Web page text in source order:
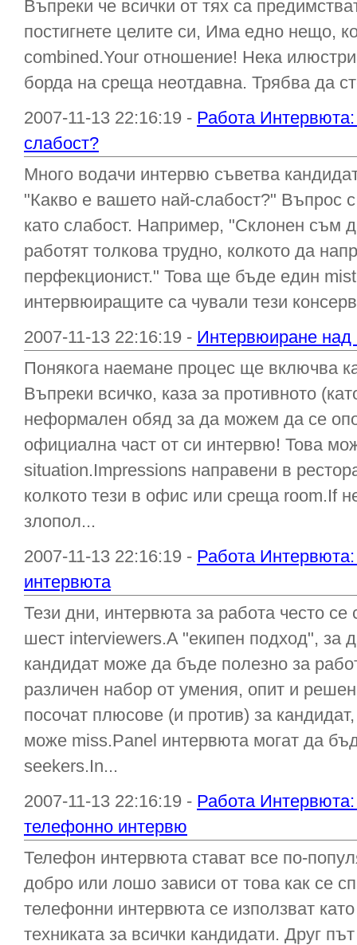
Въпреки че всички от тях са
постигнете целите си, Има едно нещо,
combined.Your отношение! Нека
борда на среща неотдавна. Трябва да
2007-11-13 22:16:19 - Работа Интервюта:
слабост?
Много водачи интервю съветва
"Какво е вашето най-слабост?" Въпрос
като слабост. Например, "Склонен съм
работят толкова трудно, колкото да
перфекционист." Това ще бъде един
интервюиращите са чували тези
2007-11-13 22:16:19 - Интервюиране
Понякога наемане процес ще включва
Въпреки всичко, каза за противното
неформален обяд за да можем да се
официална част от си интервю! Това
situation.Impressions направени в
колкото тези в офис или среща room.If
злопол...
2007-11-13 22:16:19 - Работа Интервюта:
интервюта
Тези дни, интервюта за работа често се
шест interviewers.A "екипен подход", за
кандидат може да бъде полезно за
различен набор от умения, опит и
посочат плюсове (и против) за
може miss.Panel интервюта могат да
seekers.In...
2007-11-13 22:16:19 - Работа
телефонно интервю
Телефон интервюта стават все по-
добро или лошо зависи от това как се
телефонни интервюта се използват
техниката за всички кандидати. Друг